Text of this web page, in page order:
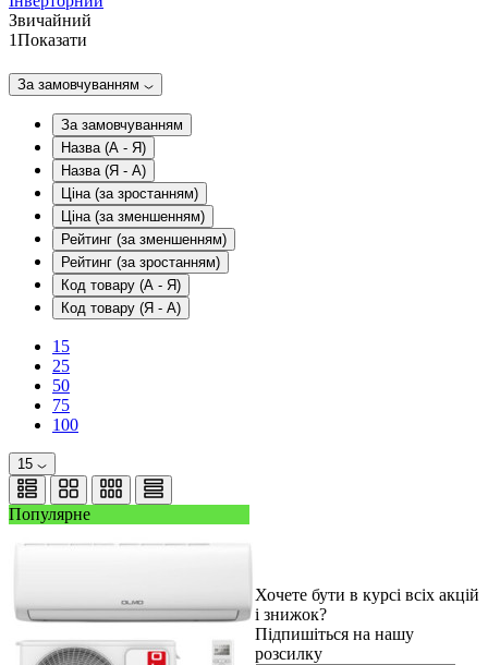
Звичайний
1Показати
За замовчуванням
За замовчуванням
Назва (А - Я)
Назва (Я - А)
Ціна (за зростанням)
Ціна (за зменшенням)
Рейтинг (за зменшенням)
Рейтинг (за зростанням)
Код товару (А - Я)
Код товару (Я - А)
15
25
50
75
100
15
Популярне
Хочете бути в курсі всіх акцій
і знижок?
Підпишіться на нашу
розсилку